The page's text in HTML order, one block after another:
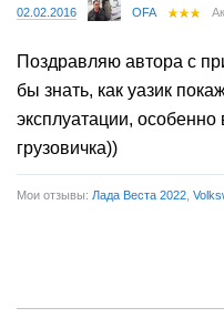
02.02.2016 OFA
Поздравляю автора с
бы знать, как уазик
эксплуатации,
грузовичка))
Мои отзывы: Лада Веста 2022